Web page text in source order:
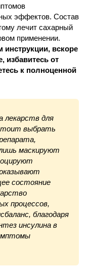
эффектов. Состав
лечит сахарный
применении.
инструкции, вскоре
избавитесь от
к полноценной
лекарств для
выбрать
маскируют
состояние
процессов,
благодаря
инсулина в